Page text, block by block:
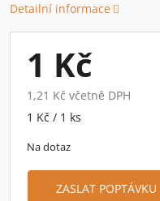
Detailní informace
1 Kč
1,21 Kč včetně DPH
Měrná
1 Kč / 1 ks
Na dotaz
ZASLAT POPTÁVKU